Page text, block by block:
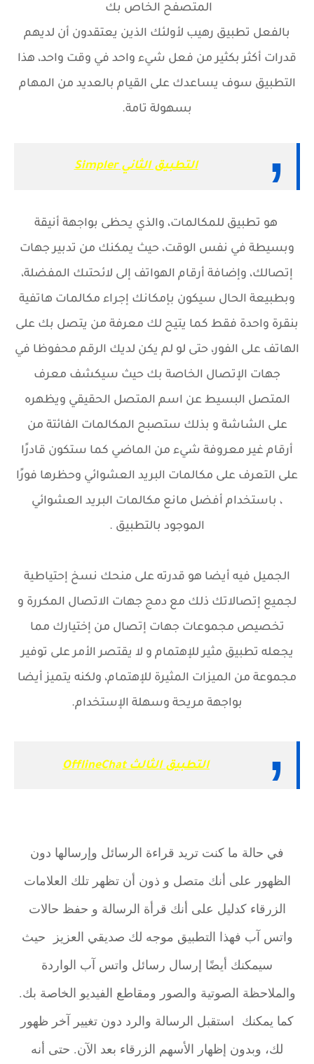
المتصفح الخاص بك
بالفعل تطبيق رهيب لأولئك الذين يعتقدون أن لديهم
قدرات أكثر بكثير من فعل شيء واحد في وقت واحد، هذا
التطبيق سوف يساعدك على القيام بالعديد من المهام
بسهولة تامة.
التطبيق الثاني Simpler
هو تطبيق للمكالمات، والذي يحظى بواجهة أنيقة
وبسيطة في نفس الوقت، حيث يمكنك من تدبير جهات
إتصالك، وإضافة أرقام الهواتف إلى لائحتىك المفضلة،
وبطبيعة الحال سيكون بإمكانك إجراء مكالمات هاتفية
بنقرة واحدة فقط كما يتيح لك معرفة من يتصل بك على
الهاتف على الفور، حتى لو لم يكن لديك الرقم محفوظا في
جهات الإتصال الخاصة بك حيث سيكشف معرف
المتصل البسيط عن اسم المتصل الحقيقي ويظهره
على الشاشة و بذلك ستصبح المكالمات الفائتة من
أرقام غير معروفة شيء من الماضي كما ستكون قادرًا
على التعرف على مكالمات البريد العشوائي وحظرها فورًا
، باستخدام أفضل مانع مكالمات البريد العشوائي
الموجود بالتطبيق .
الجميل فيه أيضا هو قدرته على منحك نسخ إحتياطية
لجميع إتصالاتك ذلك مع دمج جهات الاتصال المكررة و
تخصيص مجموعات جهات إتصال من إختيارك مما
يجعله تطبيق مثير للإهتمام و لا يقتصر الأمر على توفير
مجموعة من الميزات المثيرة للإهتمام، ولكنه يتميز أيضا
بواجهة مريحة وسهلة الإستخدام.
التطبيق الثالث OfflineChat
في حالة ما كنت تريد قراءة الرسائل وإرسالها دون
الظهور على أنك متصل و ذون أن تظهر تلك العلامات
الزرقاء كدليل على أنك قرأة الرسالة و حفظ حالات
واتس آب فهذا التطبيق موجه لك صديقي العزيز حيث
سيمكنك أيضًا إرسال رسائل واتس آب الواردة
والملاحظة الصوتية والصور ومقاطع الفيديو الخاصة بك.
كما يمكنك استقبل الرسالة والرد دون تغيير آخر ظهور
لك، وبدون إظهار الأسهم الزرقاء بعد الآن. حتى أنه